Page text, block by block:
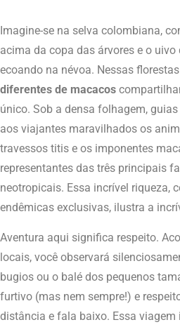
Imagine-se na selva colombiana,
acima da copa das árvores e o
ecoando na névoa. Nessas
diferentes de macacos
único. Sob a densa folhagem,
aos viajantes maravilhados os
travessos titis e os imponentes
representantes das três principais
neotropicais. Essa incrível riqueza,
endêmicas exclusivas, ilustra a
Aventura aqui significa respeito.
locais, você observará
bugios ou o balé dos pequenos
furtivo (mas nem sempre!) e
distância e fala baixo. Essa viagem